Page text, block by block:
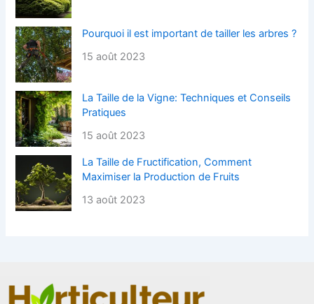
Pourquoi il est important de tailler les arbres ?
15 août 2023
La Taille de la Vigne: Techniques et Conseils
Pratiques
15 août 2023
La Taille de Fructification, Comment
Maximiser la Production de Fruits
13 août 2023